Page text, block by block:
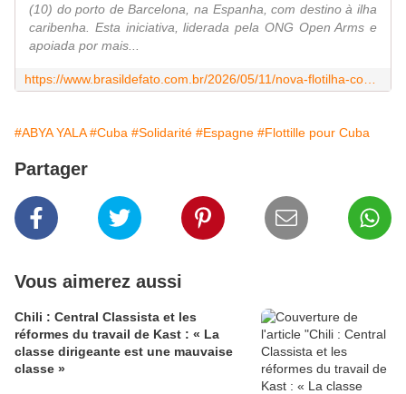
(10) do porto de Barcelona, ​​na Espanha, com destino à ilha
caribenha. Esta iniciativa, liderada pela ONG Open Arms e
apoiada por mais...
#ABYA YALA #Cuba #Solidarité #Espagne #Flottille pour Cuba
Partager
Vous aimerez aussi
Chili : Central Classista et les
réformes du travail de Kast : « La
classe dirigeante est une mauvaise
classe »